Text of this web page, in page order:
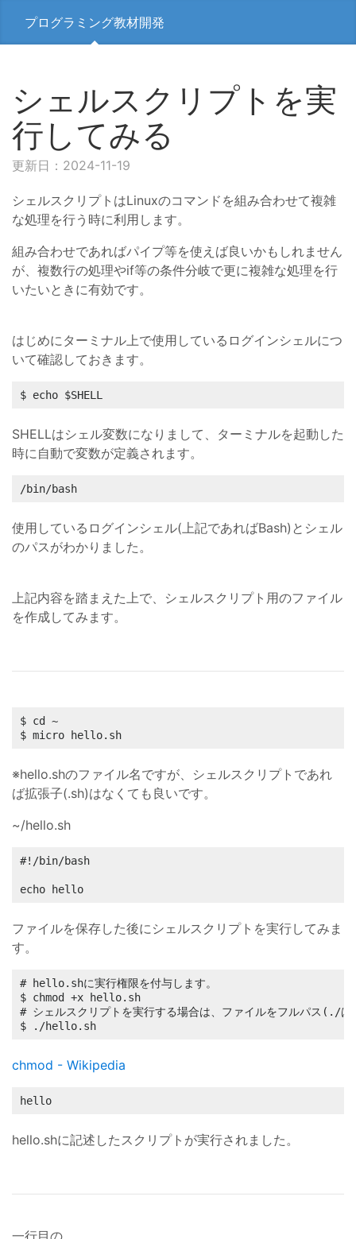
プログラミング教材開発
シェルスクリプトを実
行してみる
更新日：2024-11-19
シェルスクリプトはLinuxのコマンドを組み合わせて複雑
な処理を行う時に利用します。
組み合わせであればパイプ等を使えば良いかもしれません
が、複数行の処理やif等の条件分岐で更に複雑な処理を行
いたいときに有効です。
はじめにターミナル上で使用しているログインシェルにつ
いて確認しておきます。
$ echo $SHELL
SHELLはシェル変数になりまして、ターミナルを起動した
時に自動で変数が定義されます。
/bin/bash
使用しているログインシェル(上記であればBash)とシェル
のパスがわかりました。
上記内容を踏まえた上で、シェルスクリプト用のファイル
を作成してみます。
$ cd ~
$ micro hello.sh
※hello.shのファイル名ですが、シェルスクリプトであれ
ば拡張子(.sh)はなくても良いです。
~/hello.sh
#!/bin/bash
echo hello
ファイルを保存した後にシェルスクリプトを実行してみま
す。
# hello.shに実行権限を付与します。
$ chmod +x hello.sh
# シェルスクリプトを実行する場合は、ファイルをフルパス(./は
$ ./hello.sh
chmod - Wikipedia
hello
hello.shに記述したスクリプトが実行されました。
一行目の